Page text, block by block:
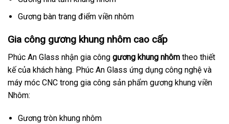
Gương bàn trang điểm viền nhôm
Gia công gương khung nhôm cao cấp
Phúc An Glass nhận gia công gương khung nhôm theo thiết
kế của khách hàng. Phúc An Glass ứng dụng công nghệ và
máy móc CNC trong gia công sản phẩm gương khung viền
Nhôm:
Gương tròn khung nhôm